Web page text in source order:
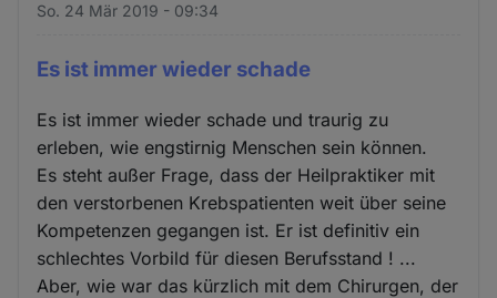
So. 24 Mär 2019 - 09:34
Es ist immer wieder schade
Es ist immer wieder schade und traurig zu
erleben, wie engstirnig Menschen sein können.
Es steht außer Frage, dass der Heilpraktiker mit
den verstorbenen Krebspatienten weit über seine
Kompetenzen gegangen ist. Er ist definitiv ein
schlechtes Vorbild für diesen Berufsstand ! ...
Aber, wie war das kürzlich mit dem Chirurgen, der